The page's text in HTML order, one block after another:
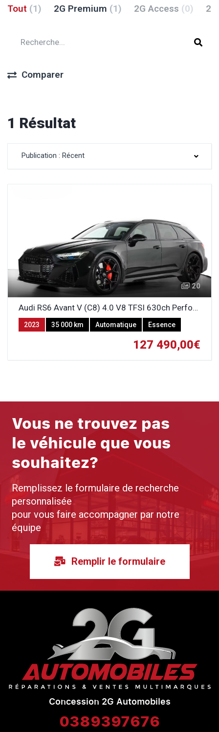
Tout (1) 2G Premium (1) 2G Access (0)
Comparer
1 Résultat
Publication : Récent
20
Audi RS6 Avant V (C8) 4.0 V8 TFSI 630ch Performance Quattro
127 490,00€
2023 35 000 km Automatique Essence
Vous ne trouvez pas
le véhicule que vous
souhaitez?
Remplissez le formulaire de recherche
personnalisée
pour vous faire accompagner par notre
équipe
Remplir le formulaire
Concession 2G Automobiles
0389397676